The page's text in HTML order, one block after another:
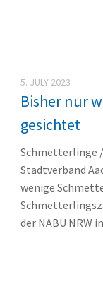
5. JULY 2023
Bisher nur
gesichtet
Schmetterlinge
Stadtverband
wenige
der NABU NRW